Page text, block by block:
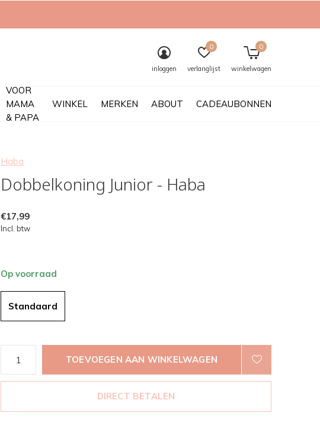
VOOR
MAMA
& PAPA
WINKEL MERKEN ABOUT CADEAUBONNEN
inloggen verlanglijst
0
winkelwagen
0
Haba
Dobbelkoning Junior - Haba
€17,99
Incl. btw
Op voorraad
Standaard
TOEVOEGEN AAN WINKELWAGEN
DIRECT BETALEN